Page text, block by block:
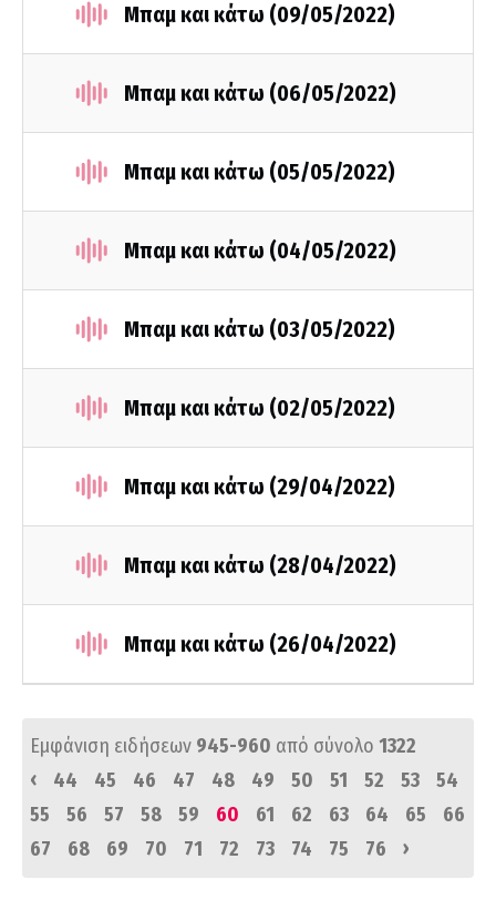
Μπαμ και κάτω (09/05/2022)
Μπαμ και κάτω (06/05/2022)
Μπαμ και κάτω (05/05/2022)
Μπαμ και κάτω (04/05/2022)
Μπαμ και κάτω (03/05/2022)
Μπαμ και κάτω (02/05/2022)
Μπαμ και κάτω (29/04/2022)
Μπαμ και κάτω (28/04/2022)
Μπαμ και κάτω (26/04/2022)
Εμφάνιση ειδήσεων 945-960 από σύνολο 1322
‹
44 45 46 47 48 49 50 51 52 53
54
55
56 57 58 59 60 61 62 63 64 65
66
67
68 69 70 71 72 73 74 75 76 ›